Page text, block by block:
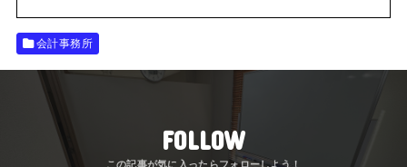
会計事務所
FOLLOW